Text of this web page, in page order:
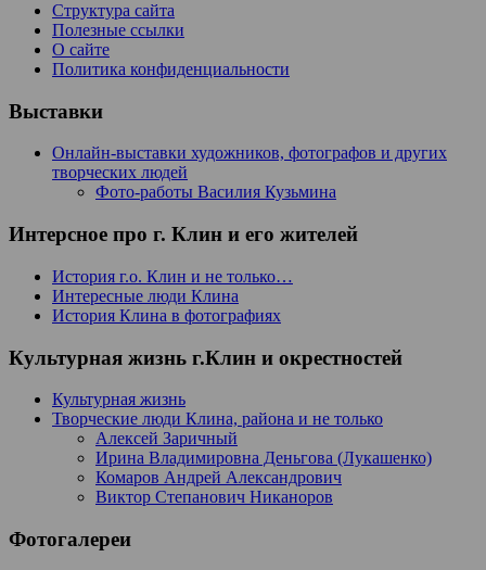
Структура сайта
Полезные ссылки
О сайте
Политика конфиденциальности
Выставки
Онлайн-выставки художников, фотографов и других
творческих людей
Фото-работы Василия Кузьмина
Интерсное про г. Клин и его жителей
История г.о. Клин и не только…
Интересные люди Клина
История Клина в фотографиях
Культурная жизнь г.Клин и окрестностей
Культурная жизнь
Творческие люди Клина, района и не только
Алексей Заричный
Ирина Владимировна Деньгова (Лукашенко)
Комаров Андрей Александрович
Виктор Степанович Никаноров
Фотогалереи